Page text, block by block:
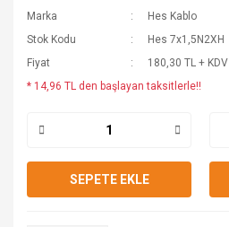
Marka
Hes Kablo
Stok Kodu
Hes 7x1,5N2XH
Fiyat
180,30 TL + KDV
* 14,96 TL den başlayan taksitlerle!!
SEPETE EKLE